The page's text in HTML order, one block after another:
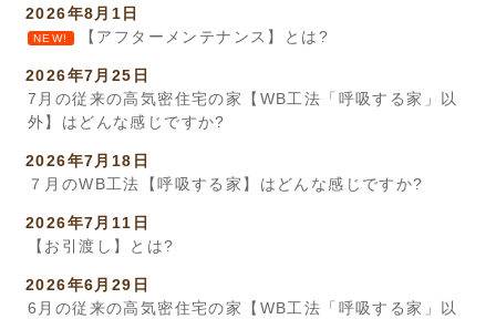
2026年8月1日
NEW! 【アフターメンテナンス】とは?
2026年7月25日
7月の従来の高気密住宅の家【WB工法「呼吸する家」以
外】はどんな感じですか?
2026年7月18日
７月のWB工法【呼吸する家】はどんな感じですか?
2026年7月11日
【お引渡し】とは?
2026年6月29日
6月の従来の高気密住宅の家【WB工法「呼吸する家」以